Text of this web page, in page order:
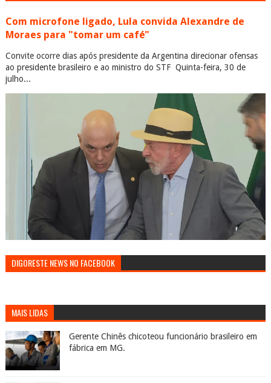
Com microfone ligado, Lula convida Alexandre de
Moraes para "tomar um café"
Convite ocorre dias após presidente da Argentina direcionar ofensas
ao presidente brasileiro e ao ministro do STF Quinta-feira, 30 de
julho...
DIGORESTE NEWS NO FACEBOOK
MAIS LIDAS
Gerente Chinês chicoteou funcionário brasileiro em
fábrica em MG.